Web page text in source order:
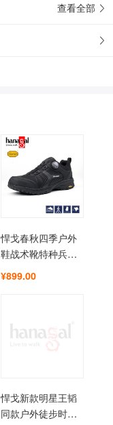
查看全部
悍戈春秋四季户外
鞋战术靴特种兵V
¥899.00
悍戈新款明星王韬
同款户外徒步时尚